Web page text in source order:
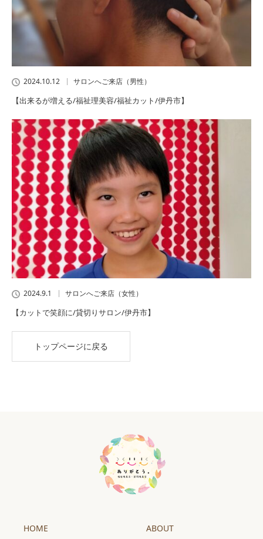
2024.10.12 サロンへご来店（男性）
【出来るが増える/福祉理美容/福祉カット/伊丹市】
2024.9.1 サロンへご来店（女性）
【カットで笑顔に/貸切りサロン/伊丹市】
トップページに戻る
HOME ABOUT